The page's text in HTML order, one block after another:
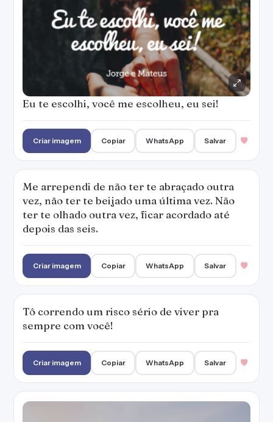
Eu te escolhi, você me escolheu, eu sei!
Criar imagem Copiar WhatsApp Salvar
Me arrependi de não ter te abraçado outra
vez, não ter te beijado uma última vez. Não
ter te olhado outra vez, ficar acordado até
depois das seis.
Criar imagem Copiar WhatsApp Salvar
Tô correndo um risco sério de viver pra
sempre com você!
Criar imagem Copiar WhatsApp Salvar